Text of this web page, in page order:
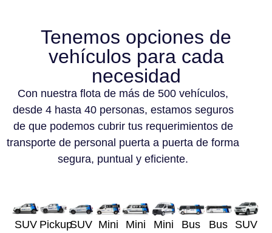
Tenemos opciones de
vehículos para cada
necesidad
Con nuestra flota de más de 500 vehículos,
desde 4 hasta 40 personas, estamos seguros
de que podemos cubrir tus requerimientos de
transporte de personal puerta a puerta de forma
segura, puntual y eficiente.
SUV PickupSUV Mini
Mini
Mini
Bus
Bus
SUV